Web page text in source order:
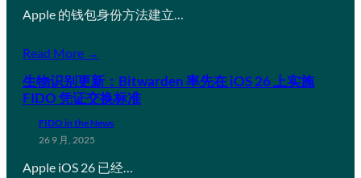
Apple 的钱包身份方法建立…
Read More →
生物识别更新：Bitwarden 率先在 iOS 26 上实施
FIDO 凭证交换标准
FIDO in the News
26 9 月, 2025
Apple iOS 26 已经…